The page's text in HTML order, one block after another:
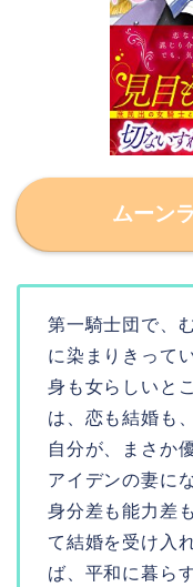
ムーン
第一騎士団で、
に染まりきって
身も女らしいと
は、恋も結婚も
自分が、まさか
アイデンの妻に
身分差も能力差
て結婚を受け入
ば、平和に暮ら